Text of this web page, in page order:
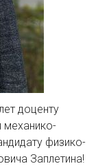
доценту
механико-
физико-
Заплетина!